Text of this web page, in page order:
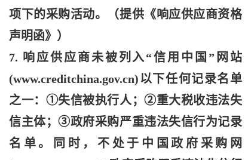
项下的采购活动。（提供《响应供应商资格
声明函》）
7. 响应供应商未被列入“信用中国”网站
(www.creditchina.gov.cn)以下任何记录名单
之一：①失信被执行人；②重大税收违法失
信主体；③政府采购严重违法失信行为记录
名单。同时，不处于中国政府采购网